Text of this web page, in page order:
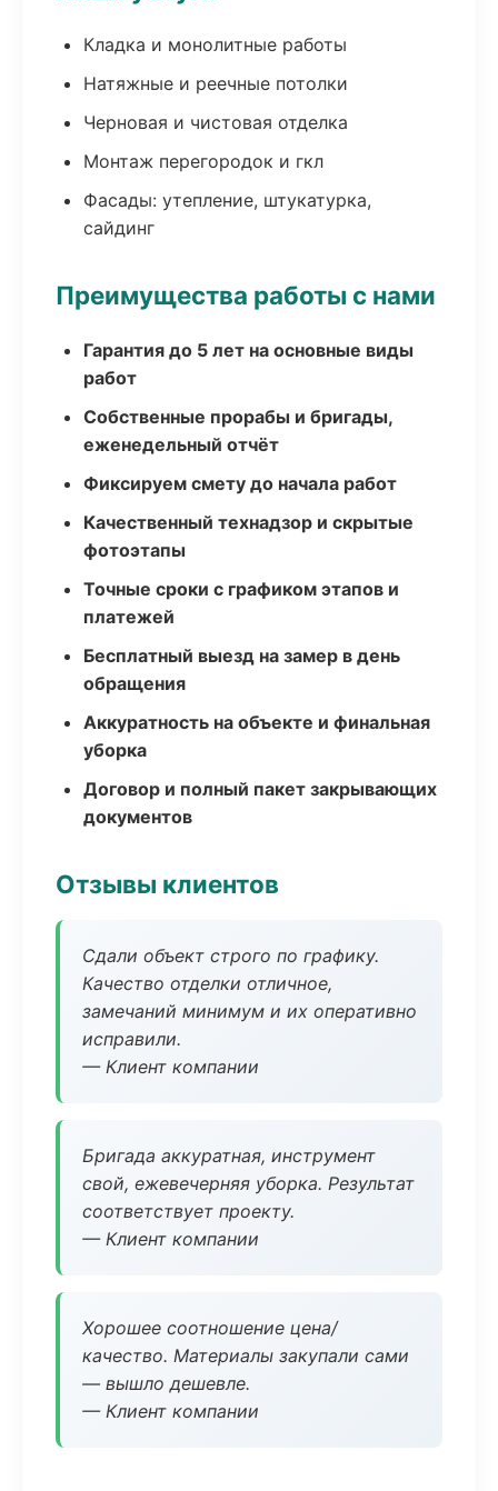
Кладка и монолитные работы
Натяжные и реечные потолки
Черновая и чистовая отделка
Монтаж перегородок и гкл
Фасады: утепление, штукатурка,
сайдинг
Преимущества работы с нами
Гарантия до 5 лет на основные виды
работ
Собственные прорабы и бригады,
еженедельный отчёт
Фиксируем смету до начала работ
Качественный технадзор и скрытые
фотоэтапы
Точные сроки с графиком этапов и
платежей
Бесплатный выезд на замер в день
обращения
Аккуратность на объекте и финальная
уборка
Договор и полный пакет закрывающих
документов
Отзывы клиентов
Сдали объект строго по графику.
Качество отделки отличное,
замечаний минимум и их оперативно
исправили.
— Клиент компании
Бригада аккуратная, инструмент
свой, ежевечерняя уборка. Результат
соответствует проекту.
— Клиент компании
Хорошее соотношение цена/
качество. Материалы закупали сами
— вышло дешевле.
— Клиент компании